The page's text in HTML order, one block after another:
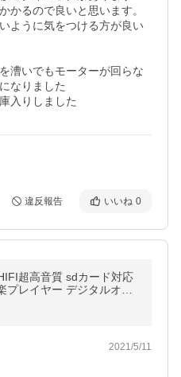
かるので良いと思います。
ように気をつける方が良い
漕いでもモーターが回らな
なりました
違反報告 いいね 0
超高音質 sdカード対応
プレイヤー デジタルオー
超軽量 持ち運びや操作が
2021/5/11